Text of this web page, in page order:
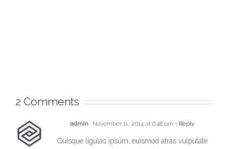
2 Comments
admin November 11, 2014 at 6:48 pm - Reply
Quisque ligulas ipsum, euismod atras vulputate